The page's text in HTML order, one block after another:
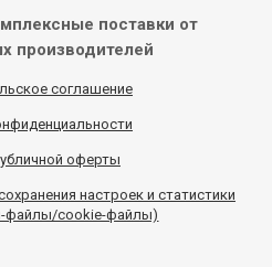
поставки от
производителей
соглашение
оферты
настроек и статистики
файлы/cookie-файлы)